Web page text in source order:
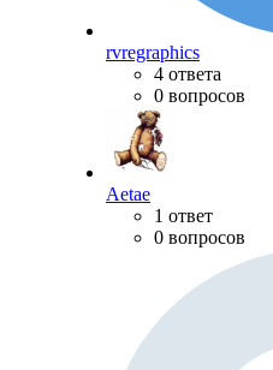
rvregraphics
4 ответа
0 вопросов
Aetae
1 ответ
0 вопросов